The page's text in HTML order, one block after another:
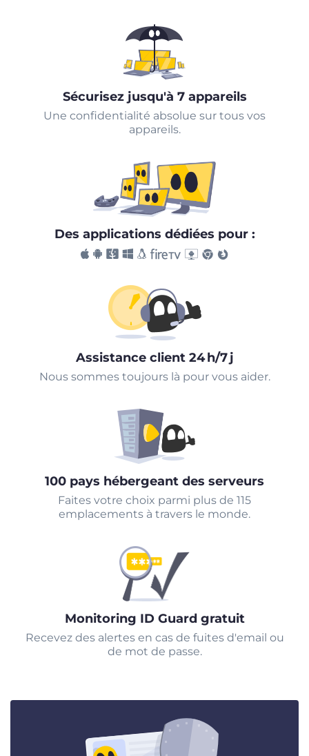
Sécurisez jusqu'à 7 appareils
Une confidentialité absolue sur tous vos
appareils.
Des applications dédiées pour :
Assistance client 24 h/7 j
Nous sommes toujours là pour vous aider.
100 pays hébergeant des serveurs
Faites votre choix parmi plus de 115
emplacements à travers le monde.
Monitoring ID Guard gratuit
Recevez des alertes en cas de fuites d'email ou
de mot de passe.